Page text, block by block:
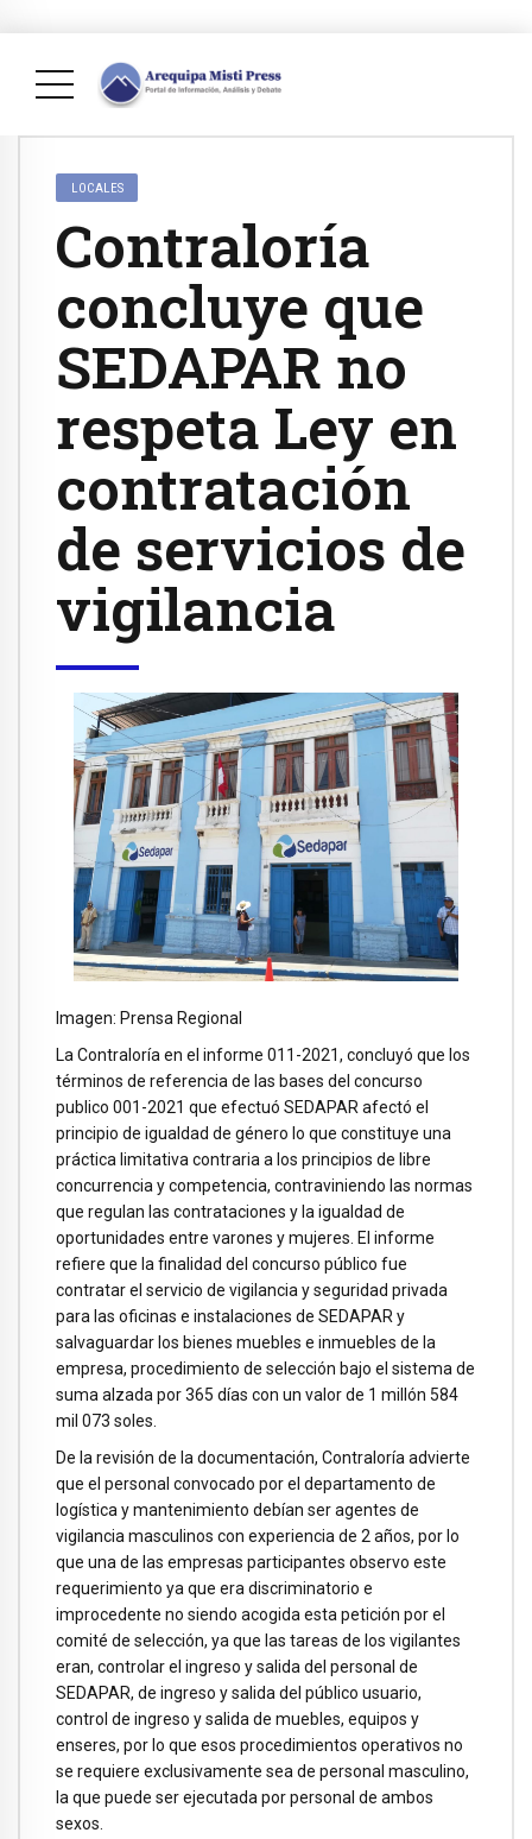
LOCALES
Contraloría
concluye que
SEDAPAR no
respeta Ley en
contratación
de servicios de
vigilancia
Imagen: Prensa Regional
La Contraloría en el informe 011-2021, concluyó que los
términos de referencia de las bases del concurso
publico 001-2021 que efectuó SEDAPAR afectó el
principio de igualdad de género lo que constituye una
práctica limitativa contraria a los principios de libre
concurrencia y competencia, contraviniendo las normas
que regulan las contrataciones y la igualdad de
oportunidades entre varones y mujeres. El informe
refiere que la finalidad del concurso público fue
contratar el servicio de vigilancia y seguridad privada
para las oficinas e instalaciones de SEDAPAR y
salvaguardar los bienes muebles e inmuebles de la
empresa, procedimiento de selección bajo el sistema de
suma alzada por 365 días con un valor de 1 millón 584
mil 073 soles.
De la revisión de la documentación, Contraloría advierte
que el personal convocado por el departamento de
logística y mantenimiento debían ser agentes de
vigilancia masculinos con experiencia de 2 años, por lo
que una de las empresas participantes observo este
requerimiento ya que era discriminatorio e
improcedente no siendo acogida esta petición por el
comité de selección, ya que las tareas de los vigilantes
eran, controlar el ingreso y salida del personal de
SEDAPAR, de ingreso y salida del público usuario,
control de ingreso y salida de muebles, equipos y
enseres, por lo que esos procedimientos operativos no
se requiere exclusivamente sea de personal masculino,
la que puede ser ejecutada por personal de ambos
sexos.